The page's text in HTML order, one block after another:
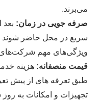
می‌برند.
صرفه جویی در زمان: بعد
سریع در محل حاضر شوند
ویژگی‌های مهم
قیمت منصفانه: هزینه
طبق تعرفه‌ های از پیش
تجهیزات و امکانات به